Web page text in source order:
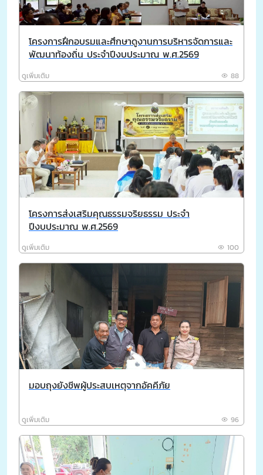
โครงการฝึกอบรมและศึกษาดูงานการบริหารจัดการและ
พัฒนาท้องถิ่น ประจำปีงบประมาณ พ.ศ.2569
ดูเพิ่มเติม 88
โครงการส่งเสริมคุณธรรมจริยธรรม ประจำ
ปีงบประมาณ พ.ศ.2569
ดูเพิ่มเติม 100
มอบถุงยังชีพผู้ประสบเหตุจากอัคคีภัย
ดูเพิ่มเติม 96